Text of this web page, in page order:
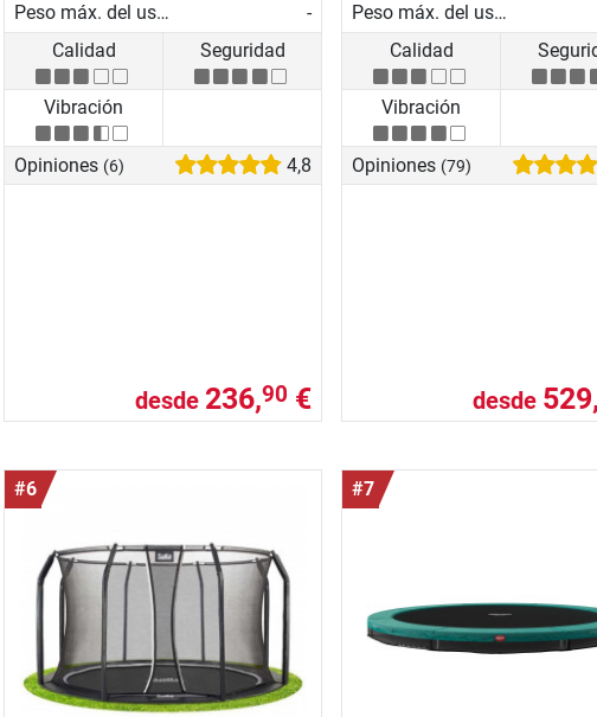
Peso máx. del usuario
-
Calidad
Seguridad
Vibración
Opiniones (6) 4,8
desde 236,90 €
Peso máx. del usuario
Calidad
Vibración
Opiniones (79)
desde
#6 #7